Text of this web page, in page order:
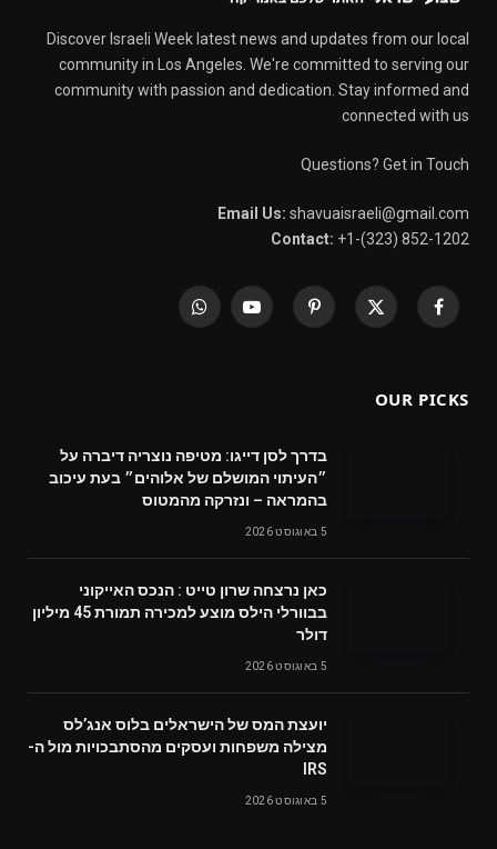
Discover Israeli Week latest news and updates from our local
community in Los Angeles. We're committed to serving our
community with passion and dedication. Stay informed and
connected with us
Questions? Get in Touch
Email Us: shavuaisraeli@gmail.com
Contact: +1-(323) 852-1202
Facebook
X
Pinterest
YouTube
WhatsApp
OUR PICKS
בדרך לסן דייגו: מטיפה נוצריה דיברה על
״העיתוי המושלם של אלוהים״ בעת עיכוב
בהמראה – ונזרקה מהמטוס
5 באוגוסט 2026
‬דולר
5 באוגוסט 2026
‬מצילה‭ ‬משפחות‭ ‬ועסקים‭ ‬מהסתבכויות‭ ‬מול‭ ‬ה-
IRS
5 באוגוסט 2026